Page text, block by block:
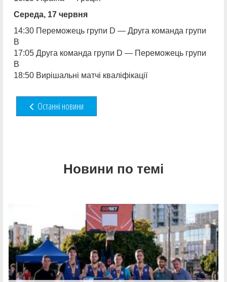
Середа, 17 червня
14:30 Переможець групи D — Друга команда групи
В
17:05 Друга команда групи D — Переможець групи
В
18:50 Вирішальні матчі кваліфікації
Останні новини
Новини по темі